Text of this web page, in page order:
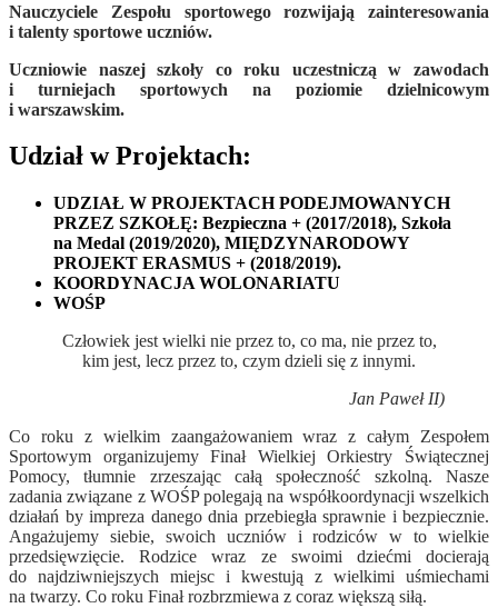
Nauczyciele Zespołu sportowego rozwijają zainteresowania
i talenty sportowe uczniów.
Uczniowie naszej szkoły co roku uczestniczą w zawodach
i turniejach sportowych na poziomie dzielnicowym
i warszawskim.
Udział w Projektach:
UDZIAŁ W PROJEKTACH PODEJMOWANYCH
PRZEZ SZKOŁĘ: Bezpieczna + (2017/2018), Szkoła
na Medal (2019/2020), MIĘDZYNARODOWY
PROJEKT ERASMUS + (2018/2019).
KOORDYNACJA WOLONARIATU
WOŚP
Człowiek jest wielki nie przez to, co ma, nie przez to,
kim jest, lecz przez to, czym dzieli się z innymi.
Jan Paweł II)
Co roku z wielkim zaangażowaniem wraz z całym Zespołem
Sportowym organizujemy Finał Wielkiej Orkiestry Świątecznej
Pomocy, tłumnie zrzeszając całą społeczność szkolną. Nasze
zadania związane z WOŚP polegają na współkoordynacji wszelkich
działań by impreza danego dnia przebiegła sprawnie i bezpiecznie.
Angażujemy siebie, swoich uczniów i rodziców w to wielkie
przedsięwzięcie. Rodzice wraz ze swoimi dziećmi docierają
do najdziwniejszych miejsc i kwestują z wielkimi uśmiechami
na twarzy. Co roku Finał rozbrzmiewa z coraz większą siłą.